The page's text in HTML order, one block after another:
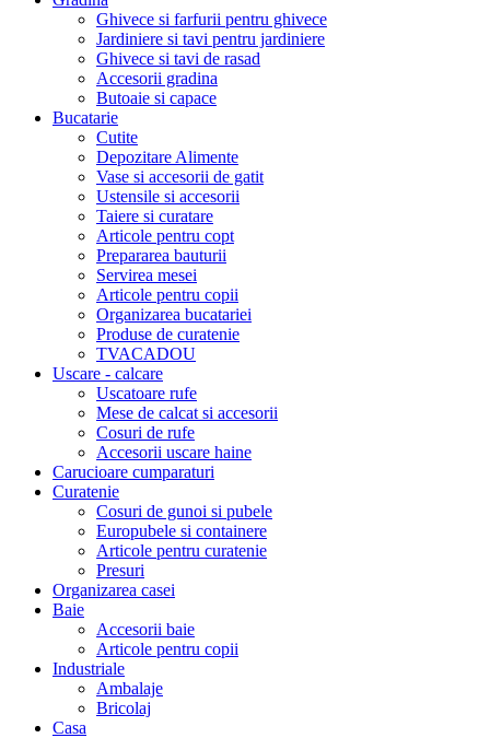
Ghivece si farfurii pentru ghivece
Jardiniere si tavi pentru jardiniere
Ghivece si tavi de rasad
Accesorii gradina
Butoaie si capace
Bucatarie
Cutite
Depozitare Alimente
Vase si accesorii de gatit
Ustensile si accesorii
Taiere si curatare
Articole pentru copt
Prepararea bauturii
Servirea mesei
Articole pentru copii
Organizarea bucatariei
Produse de curatenie
TVACADOU
Uscare - calcare
Uscatoare rufe
Mese de calcat si accesorii
Cosuri de rufe
Accesorii uscare haine
Carucioare cumparaturi
Curatenie
Cosuri de gunoi si pubele
Europubele si containere
Articole pentru curatenie
Presuri
Organizarea casei
Baie
Accesorii baie
Articole pentru copii
Industriale
Ambalaje
Bricolaj
Casa